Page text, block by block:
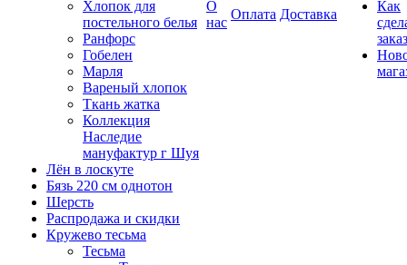
Хлопок для
постельного белья
Ранфорс
Гобелен
Марля
Вареный хлопок
Ткань жатка
Коллекция
Наследие
мануфактур г Шуя
Лён в лоскуте
Бязь 220 см однотон
Шерсть
Распродажа и скидки
Кружево тесьма
Тесьма
О
нас
Оплата Доставка
Как
заказ